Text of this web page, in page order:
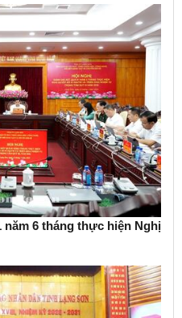
năm 6 tháng thực hiện Nghị